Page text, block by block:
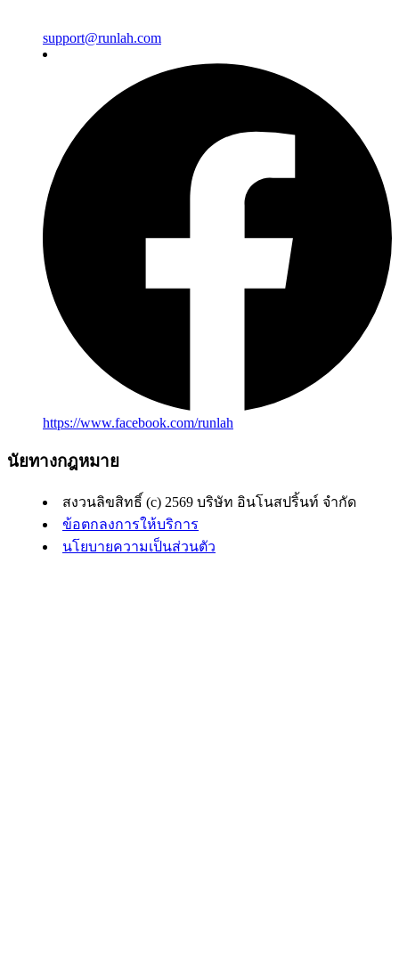
support@runlah.com
https://www.facebook.com/runlah
นัยทางกฎหมาย
สงวนลิขสิทธิ์ (c) 2569 บริษัท อินโนสปริ้นท์ จำกัด
ข้อตกลงการให้บริการ
นโยบายความเป็นส่วนตัว